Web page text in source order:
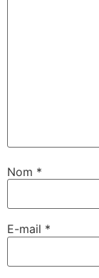
Nom *
E-mail *